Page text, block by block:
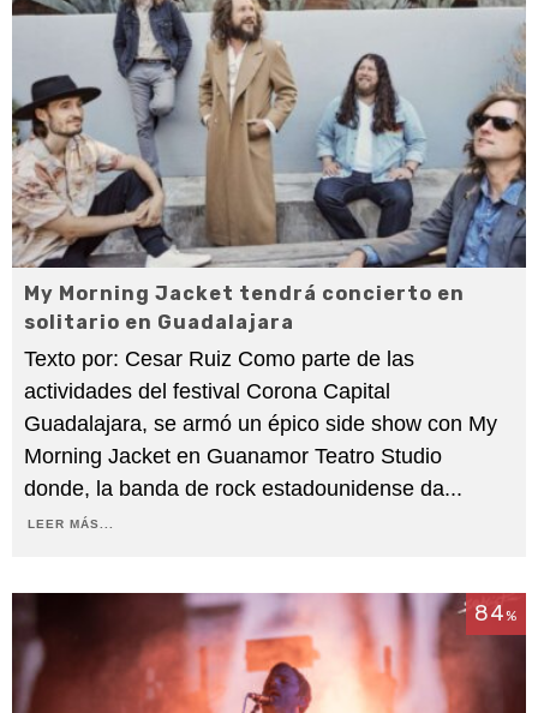
My Morning Jacket tendrá concierto en
solitario en Guadalajara
Texto por: Cesar Ruiz Como parte de las
actividades del festival Corona Capital
Guadalajara, se armó un épico side show con My
Morning Jacket en Guanamor Teatro Studio
donde, la banda de rock estadounidense da...
LEER MÁS...
84%